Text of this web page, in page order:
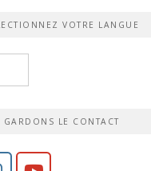
VOTRE LANGUE
GARDONS LE CONTACT